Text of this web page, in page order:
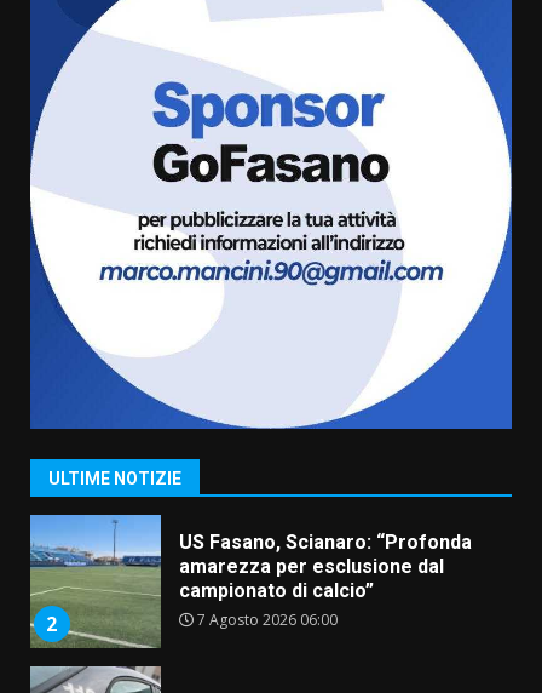
ULTIME NOTIZIE
6 Agosto 2026 08:00
Cura dei beni comuni e
cittadinanza attiva: online
l’avviso per la gestione
condivisa della Villetta di
Laureto
La magia del Minareto e la prima
assoluta de “L’Albergo
Belvedere. Il rapimento”
6 Agosto 2026 06:15
1
“I Contestatori: Musica di
Rivoluzione”: nuovo
appuntamento con “Fasano in
2
US Fasano, Scianaro: “Profonda
amarezza per esclusione dal
campionato di calcio”
7 Agosto 2026 06:00